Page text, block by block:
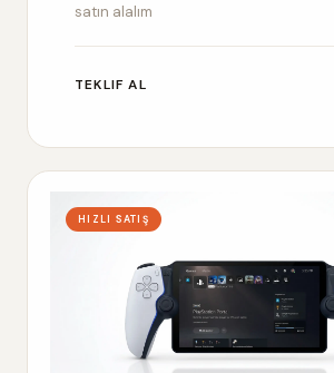
satın alalım
TEKLIF AL
HIZLI SATIŞ